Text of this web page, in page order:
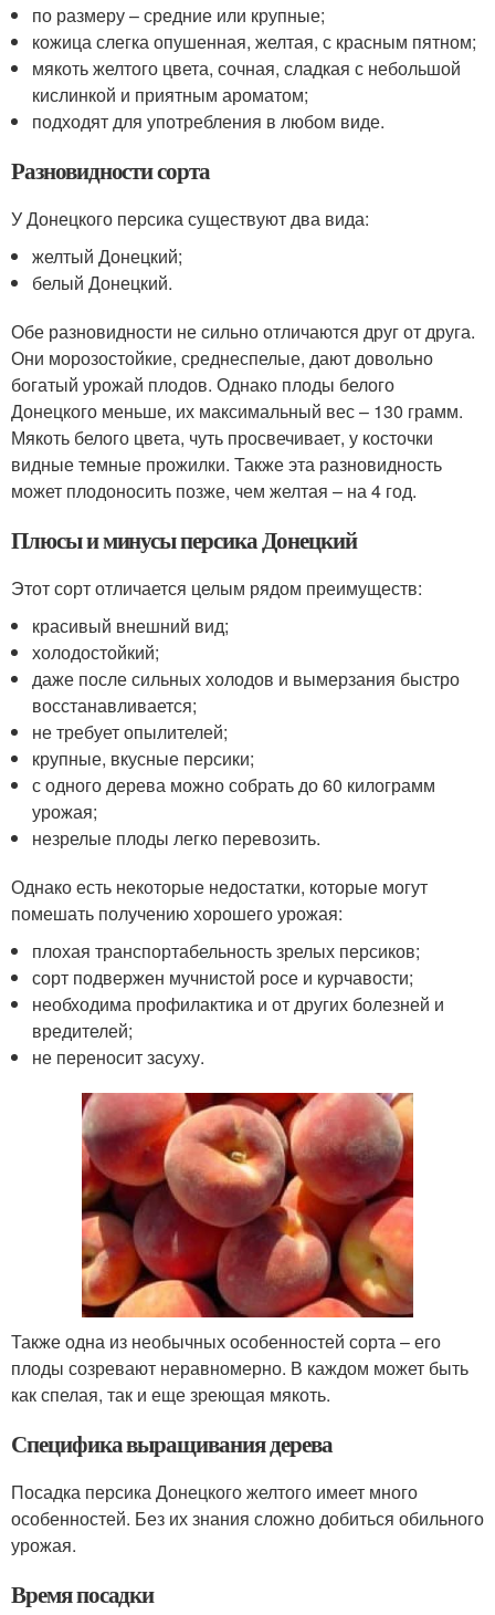
по размеру – средние или крупные;
кожица слегка опушенная, желтая, с красным пятном;
мякоть желтого цвета, сочная, сладкая с небольшой
кислинкой и приятным ароматом;
подходят для употребления в любом виде.
Разновидности сорта
У Донецкого персика существуют два вида:
желтый Донецкий;
белый Донецкий.
Обе разновидности не сильно отличаются друг от друга.
Они морозостойкие, среднеспелые, дают довольно
богатый урожай плодов. Однако плоды белого
Донецкого меньше, их максимальный вес – 130 грамм.
Мякоть белого цвета, чуть просвечивает, у косточки
видные темные прожилки. Также эта разновидность
может плодоносить позже, чем желтая – на 4 год.
Плюсы и минусы персика Донецкий
Этот сорт отличается целым рядом преимуществ:
красивый внешний вид;
холодостойкий;
даже после сильных холодов и вымерзания быстро
восстанавливается;
не требует опылителей;
крупные, вкусные персики;
с одного дерева можно собрать до 60 килограмм
урожая;
незрелые плоды легко перевозить.
Однако есть некоторые недостатки, которые могут
помешать получению хорошего урожая:
плохая транспортабельность зрелых персиков;
сорт подвержен мучнистой росе и курчавости;
необходима профилактика и от других болезней и
вредителей;
не переносит засуху.
Также одна из необычных особенностей сорта – его
плоды созревают неравномерно. В каждом может быть
как спелая, так и еще зреющая мякоть.
Специфика выращивания дерева
Посадка персика Донецкого желтого имеет много
особенностей. Без их знания сложно добиться обильного
урожая.
Время посадки